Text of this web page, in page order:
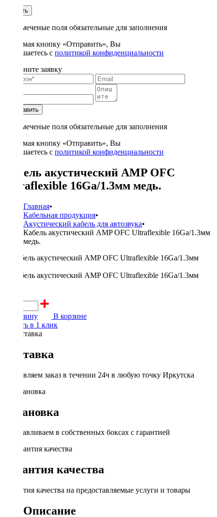
Купить
* - отмеченые поля обязательные для заполнения
Нажимая кнопку «Отправить», Вы
соглашаетесь с политикой конфиденциальности
Заполните заявку
Отправить
* - отмеченые поля обязательные для заполнения
Нажимая кнопку «Отправить», Вы
соглашаетесь с политикой конфиденциальности
Кабель акустический AMP OFC
Ultraflexible 16Ga/1.3мм медь.
Главная•
Кабельная продукция•
Акустический кабель для автозвука•
Кабель акустический AMP OFC Ultraflexible 16Ga/1.3мм
медь.
В корзину
В корзине
Купить в 1 клик
Доставка
Доставляем заказ в течении 24ч в любую точку Иркутска
Установка
Устанавливаем в собственных боксах с гарантией
Гарантия качества
Гарантия качества на предоставляемые услуги и товары
Описание